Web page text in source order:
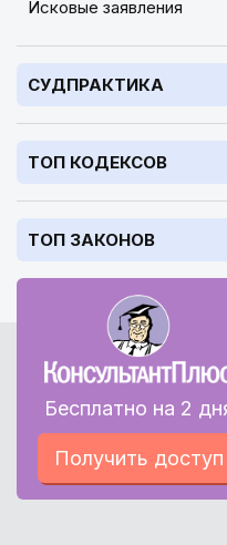
Исковые заявления
СУДПРАКТИКА
ТОП КОДЕКСОВ
ТОП ЗАКОНОВ
Бесплатно на 2
Получить доступ
Перед